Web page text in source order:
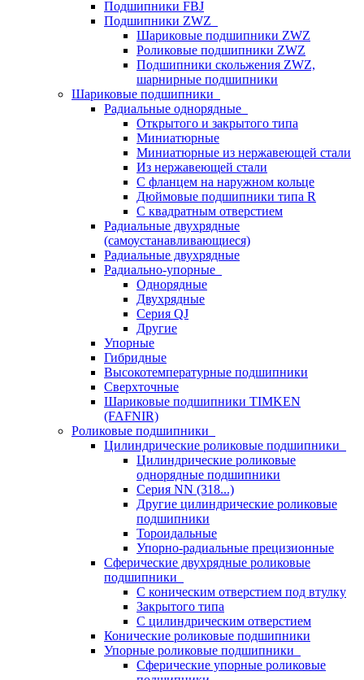
Подшипники FBJ
Подшипники ZWZ
Шариковые подшипники ZWZ
Роликовые подшипники ZWZ
Подшипники скольжения ZWZ,
шарнирные подшипники
Шариковые подшипники
Радиальные однорядные
Открытого и закрытого типа
Миниатюрные
Миниатюрные из нержавеющей стали
Из нержавеющей стали
С фланцем на наружном кольце
Дюймовые подшипники типа R
С квадратным отверстием
Радиальные двухрядные
(самоустанавливающиеся)
Радиальные двухрядные
Радиально-упорные
Однорядные
Двухрядные
Серия QJ
Другие
Упорные
Гибридные
Высокотемпературные подшипники
Сверхточные
Шариковые подшипники TIMKEN
(FAFNIR)
Роликовые подшипники
Цилиндрические роликовые подшипники
Цилиндрические роликовые
однорядные подшипники
Серия NN (318...)
Другие цилиндрические роликовые
подшипники
Тороидальные
Упорно-радиальные прецизионные
Сферические двухрядные роликовые
подшипники
С коническим отверстием под втулку
Закрытого типа
С цилиндрическим отверстием
Конические роликовые подшипники
Упорные роликовые подшипники
Сферические упорные роликовые